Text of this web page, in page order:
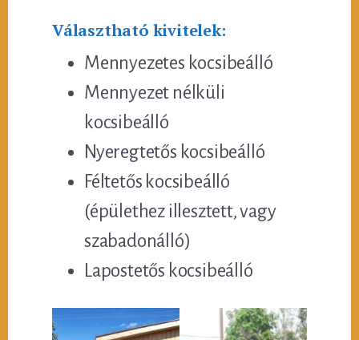
Választható kivitelek:
Mennyezetes kocsibeálló
Mennyezet nélküli
kocsibeálló
Nyeregtetős kocsibeálló
Féltetős kocsibeálló
(épülethez illesztett, vagy
szabadonálló)
Lapostetős kocsibeálló